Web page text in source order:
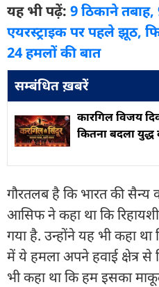
यह भी पढ़ें: 9 ठिकाने
एयरस्ट्राइक पर पहले झूठ,
24 हमलों की बात
सम्बंधित ख़बरें
कारगिल विजय
कितना बदला
गौरतलब है कि भारत की सैन्य
आसिफ ने कहा था कि रिहायशी
गया है. उन्होंने यह भी कहा था
में ये हमला अपने हवाई क्षेत्र
भी कहा था कि हम इसका